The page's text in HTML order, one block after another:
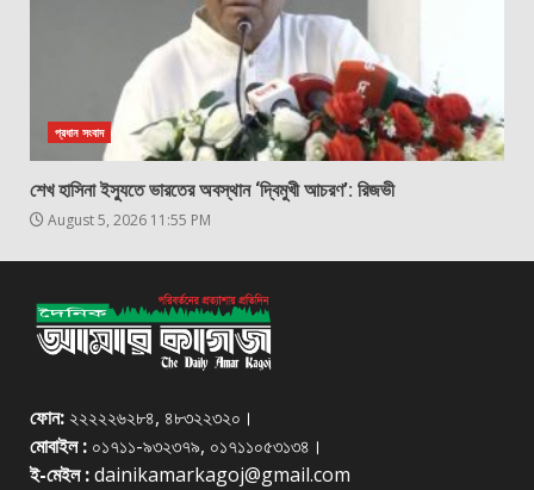
প্রধান সংবাদ
শেখ হাসিনা ইস্যুতে ভারতের অবস্থান ‘দ্বিমুখী আচরণ’: রিজভী
August 5, 2026 11:55 PM
ফোন: ২২২২২৬২৮৪, ৪৮৩২২৩২০।
মোবাইল : ০১৭১১-৯৩২৩৭৯, ০১৭১১০৫৩১৩৪।
ই-মেইল :dainikamarkagoj@gmail.com